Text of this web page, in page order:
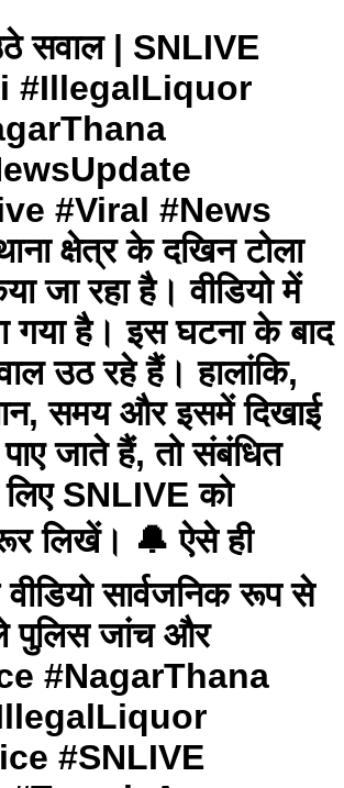
सवाल | SNLIVE
#IllegalLiquor
#Viral #News
क्षेत्र के दखिन टोला
जा रहा है। वीडियो में
गया है। इस घटना के बाद
उठ रहे हैं। हालांकि,
समय और इसमें दिखाई
जाते हैं, तो संबंधित
लिए SNLIVE को
लिखें। 🔔 ऐसे ही
सार्वजनिक रूप से
पुलिस जांच और
#NagarThana
#SNLIVE